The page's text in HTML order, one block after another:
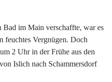
Bad im Main verschaffte, war es
feuchtes Vergnügen. Doch
2 Uhr in der Frühe aus den
Islich nach Schammersdorf